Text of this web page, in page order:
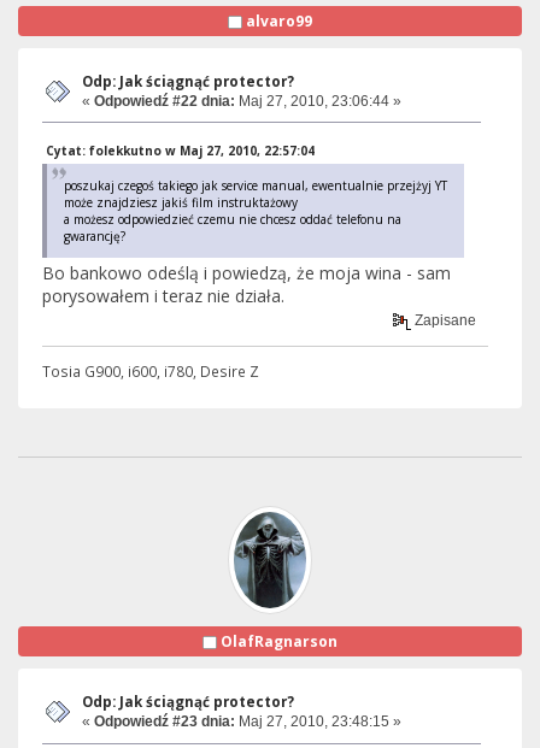
alvaro99
Odp: Jak ściągnąć protector?
« Odpowiedź #22 dnia: Maj 27, 2010, 23:06:44 »
Cytat: folekkutno w Maj 27, 2010, 22:57:04
poszukaj czegoś takiego jak service manual, ewentualnie przejżyj YT
może znajdziesz jakiś film instruktażowy
a możesz odpowiedzieć czemu nie chcesz oddać telefonu na
gwarancję?
Bo bankowo odeślą i powiedzą, że moja wina - sam
porysowałem i teraz nie działa.
Zapisane
Tosia G900, i600, i780, Desire Z
OlafRagnarson
Odp: Jak ściągnąć protector?
« Odpowiedź #23 dnia: Maj 27, 2010, 23:48:15 »